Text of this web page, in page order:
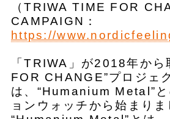
（TRIWA TIME FOR
CAMPAIGN：
https://
「TRIWA」が2018年から
FOR CHANGE”プロジェ
は、“Humanium Metal”と
ョンウォッチから始まりま